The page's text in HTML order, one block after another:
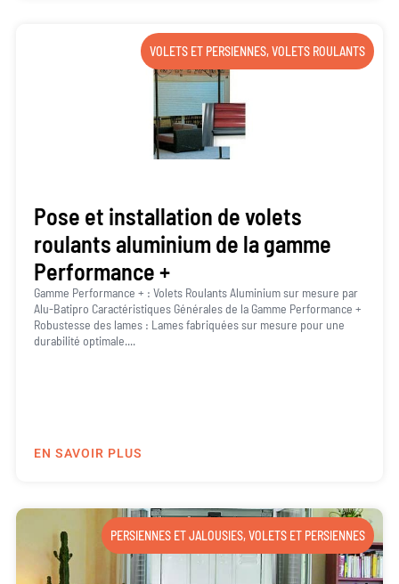
VOLETS ET PERSIENNES,VOLETS ROULANTS
Pose et installation de volets
roulants aluminium de la gamme
Performance +
Gamme Performance + : Volets Roulants Aluminium sur mesure par
Alu-Batipro Caractéristiques Générales de la Gamme Performance +
Robustesse des lames : Lames fabriquées sur mesure pour une
durabilité optimale....
EN SAVOIR PLUS
PERSIENNES ET JALOUSIES,VOLETS ET PERSIENNES